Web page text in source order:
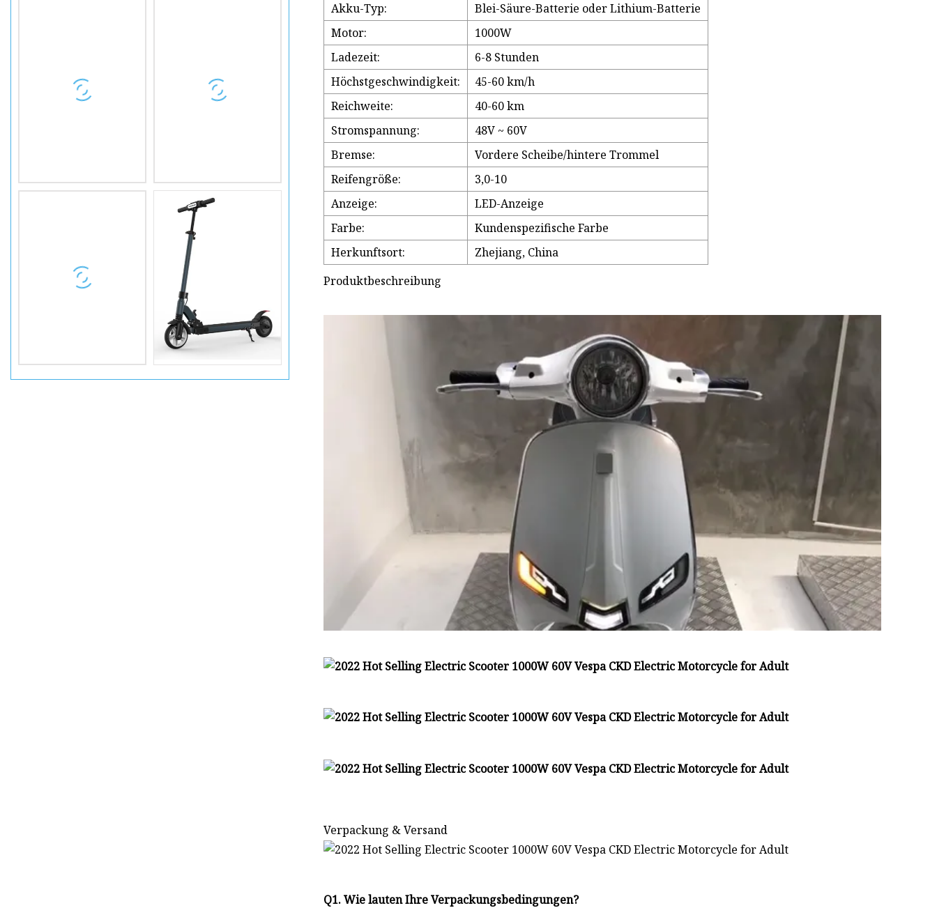
Akku-Typ:
Blei-Säure-Batterie oder Lithium-Batterie
Motor:
1000W
Ladezeit:
6-8 Stunden
Höchstgeschwindigkeit:
45-60 km/h
Reichweite:
40-60 km
Stromspannung:
48V ~ 60V
Bremse:
Vordere Scheibe/hintere Trommel
Reifengröße:
3,0-10
Anzeige:
LED-Anzeige
Farbe:
Kundenspezifische Farbe
Herkunftsort:
Zhejiang, China
Produktbeschreibung
Verpackung & Versand
Q1. Wie lauten Ihre Verpackungsbedingungen?